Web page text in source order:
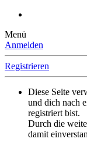
Menü
Anmelden
Registrieren
Diese Seite
und dich nach
registriert bist.
Durch die
damit